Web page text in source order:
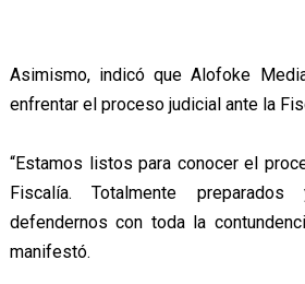
Asimismo, indicó que Alofoke
enfrentar el proceso judicial ante la
“Estamos listos para conocer el
Fiscalía. Totalmente
defendernos con toda la
manifestó.